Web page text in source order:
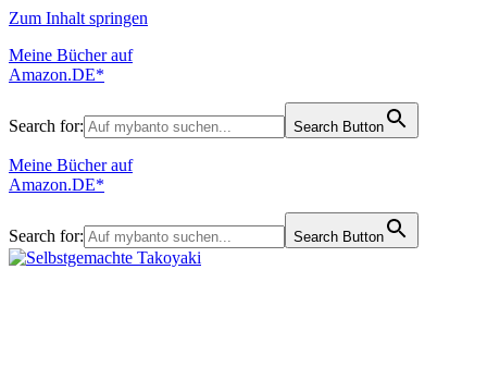
Zum Inhalt springen
Meine Bücher auf
Amazon.DE*
Search for: Search Button
Meine Bücher auf
Amazon.DE*
Search for: Search Button